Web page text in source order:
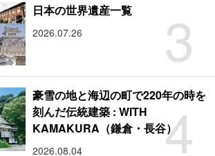
3
日本の世界遺産一覧
2026.07.26
4
豪雪の地と海辺の町で220年の時を
刻んだ伝統建築 : WITH
KAMAKURA（鎌倉・長谷）
2026.08.04